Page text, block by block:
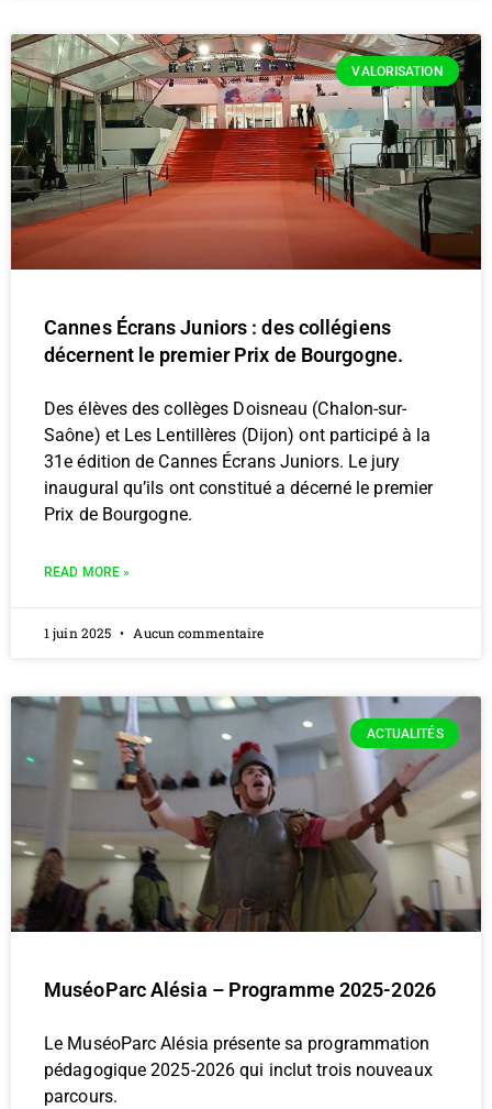
VALORISATION
Cannes Écrans Juniors : des collégiens
décernent le premier Prix de Bourgogne.
Des élèves des collèges Doisneau (Chalon-sur-
Saône) et Les Lentillères (Dijon) ont participé à la
31e édition de Cannes Écrans Juniors. Le jury
inaugural qu’ils ont constitué a décerné le premier
Prix de Bourgogne.
READ MORE »
1 juin 2025 Aucun commentaire
ACTUALITÉS
MuséoParc Alésia – Programme 2025-2026
Le MuséoParc Alésia présente sa programmation
pédagogique 2025-2026 qui inclut trois nouveaux
parcours.